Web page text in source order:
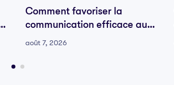
Comment favoriser la
communication efficace au
sein de votre équipe
août 7, 2026